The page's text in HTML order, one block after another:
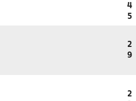
4
5
2
9
2